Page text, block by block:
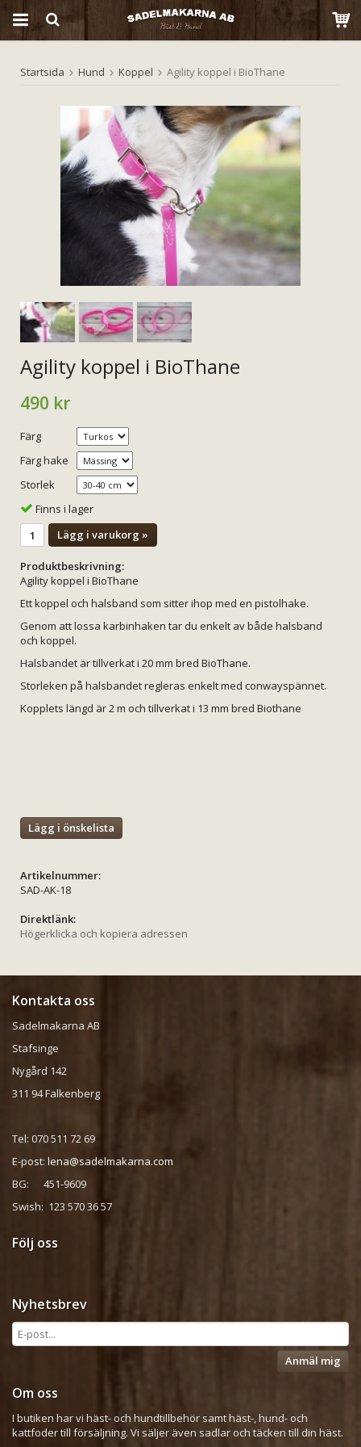
Produkten har blivit tillagd i varukorgen
Startsida Hund Koppel Agility koppel i BioThane
Agility koppel i BioThane
490 kr
Färg
Färg hake
Storlek
Finns i lager
Lägg i varukorg »
Produktbeskrivning:
Agility koppel i BioThane
Ett koppel och halsband som sitter ihop med en pistolhake.
Genom att lossa karbinhaken tar du enkelt av både halsband
och koppel.
Halsbandet är tillverkat i 20 mm bred BioThane.
Storleken på halsbandet regleras enkelt med conwayspännet.
Kopplets längd är 2 m och tillverkat i 13 mm bred Biothane
Lägg i önskelista
Artikelnummer:
SAD-AK-18
Direktlänk:
Högerklicka och kopiera adressen
Kontakta oss
Sadelmakarna AB
Stafsinge
Nygård 142
311 94 Falkenberg
Tel: 070 511 72 69
E-post: lena@sadelmakarna.com
BG: 451-9609
Swish: 123 570 36 57
Följ oss
Nyhetsbrev
Anmäl mig
Om oss
I butiken har vi häst- och hundtillbehör samt häst-, hund- och
kattfoder till försäljning. Vi säljer även sadlar och täcken till din häst.